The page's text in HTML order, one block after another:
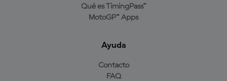
Qué es TimingPass™
MotoGP™ Apps
Ayuda
Contacto
FAQ